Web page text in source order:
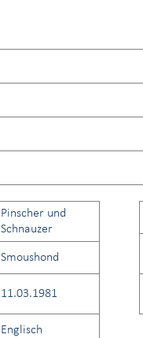
Pinscher und
Schnauzer
Smoushond
11.03.1981
Englisch